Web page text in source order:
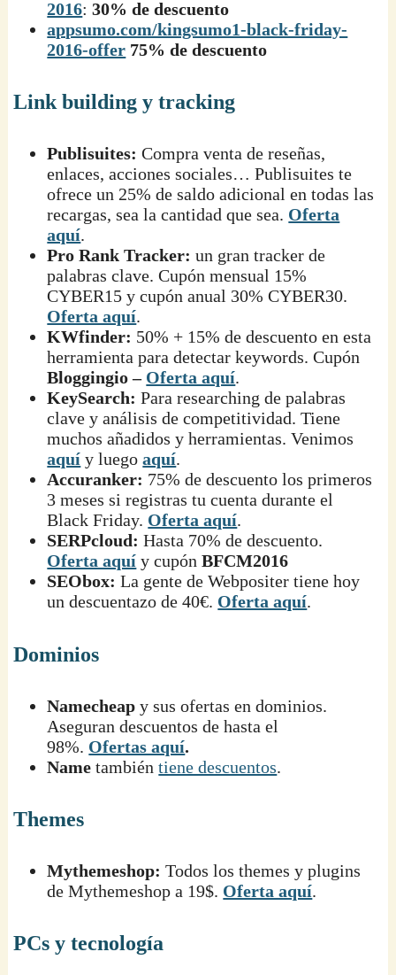
2016:30% de descuento
appsumo.com/kingsumo1-black-friday-
2016-offer 75% de descuento
Link building y tracking
Publisuites: Compra venta de reseñas,
enlaces, acciones sociales… Publisuites te
ofrece un 25% de saldo adicional en todas las
recargas, sea la cantidad que sea. Oferta
aquí.
Pro Rank Tracker: un gran tracker de
palabras clave. Cupón mensual 15%
CYBER15 y cupón anual 30% CYBER30.
Oferta aquí.
KWfinder: 50% + 15% de descuento en esta
herramienta para detectar keywords. Cupón
Bloggingio – Oferta aquí.
KeySearch: Para researching de palabras
clave y análisis de competitividad. Tiene
muchos añadidos y herramientas. Venimos
aquí y luegoaquí.
Accuranker: 75% de descuento los primeros
3 meses si registras tu cuenta durante el
Black Friday. Oferta aquí.
SERPcloud: Hasta 70% de descuento.
Oferta aquí y cupónBFCM2016
SEObox: La gente de Webpositer tiene hoy
un descuentazo de 40€. Oferta aquí.
Dominios
Namecheap y sus ofertas en dominios.
Aseguran descuentos de hasta el
98%. Ofertas aquí.
Name tambiéntiene descuentos.
Themes
Mythemeshop: Todos los themes y plugins
de Mythemeshop a 19$. Oferta aquí.
PCs y tecnología